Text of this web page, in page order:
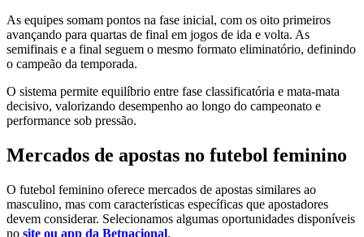
As equipes somam pontos na fase inicial, com os oito primeiros
avançando para quartas de final em jogos de ida e volta. As
semifinais e a final seguem o mesmo formato eliminatório, definindo
o campeão da temporada.
O sistema permite equilíbrio entre fase classificatória e mata-mata
decisivo, valorizando desempenho ao longo do campeonato e
performance sob pressão.
Mercados de apostas no futebol feminino
O futebol feminino oferece mercados de apostas similares ao
masculino, mas com características específicas que apostadores
devem considerar. Selecionamos algumas oportunidades disponíveis
no site ou app da Betnacional.